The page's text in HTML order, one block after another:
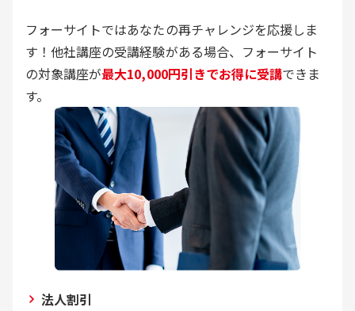
フォーサイトではあなたの再チャレンジを応援しま
す！他社講座の受講経験がある場合、フォーサイト
の対象講座が最大10,000円引きでお得に受講できま
す。
法人割引